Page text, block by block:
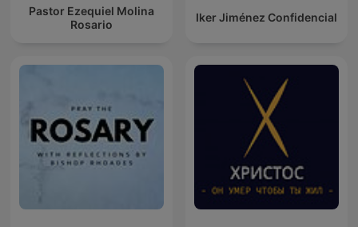
Pastor Ezequiel Molina
Rosario
Iker Jiménez Confidencial